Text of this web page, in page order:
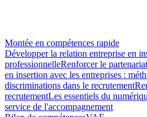
Montée en compétences rapide
Développer la relation entreprise en
professionnelleRenforcer le
en insertion avec les entreprises :
discriminations dans le recrutement
recrutementLes essentiels du
service de l'accompagnement